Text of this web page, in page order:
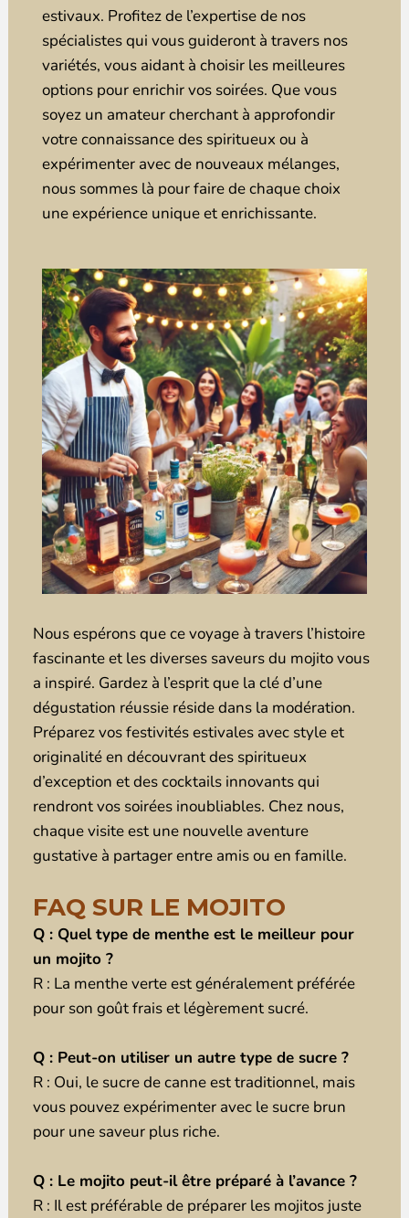
estivaux. Profitez de l’expertise de nos
spécialistes qui vous guideront à travers nos
variétés, vous aidant à choisir les meilleures
options pour enrichir vos soirées. Que vous
soyez un amateur cherchant à approfondir
votre connaissance des spiritueux ou à
expérimenter avec de nouveaux mélanges,
nous sommes là pour faire de chaque choix
une expérience unique et enrichissante.
Nous espérons que ce voyage à travers l’histoire
fascinante et les diverses saveurs du mojito vous
a inspiré. Gardez à l’esprit que la clé d’une
dégustation réussie réside dans la modération.
Préparez vos festivités estivales avec style et
originalité en découvrant des spiritueux
d’exception et des cocktails innovants qui
rendront vos soirées inoubliables. Chez nous,
chaque visite est une nouvelle aventure
gustative à partager entre amis ou en famille.
FAQ SUR LE MOJITO
Q : Quel type de menthe est le meilleur pour
un mojito ?
R : La menthe verte est généralement préférée
pour son goût frais et légèrement sucré.
Q : Peut-on utiliser un autre type de sucre ?
R : Oui, le sucre de canne est traditionnel, mais
vous pouvez expérimenter avec le sucre brun
pour une saveur plus riche.
Q : Le mojito peut-il être préparé à l’avance ?
R : Il est préférable de préparer les mojitos juste